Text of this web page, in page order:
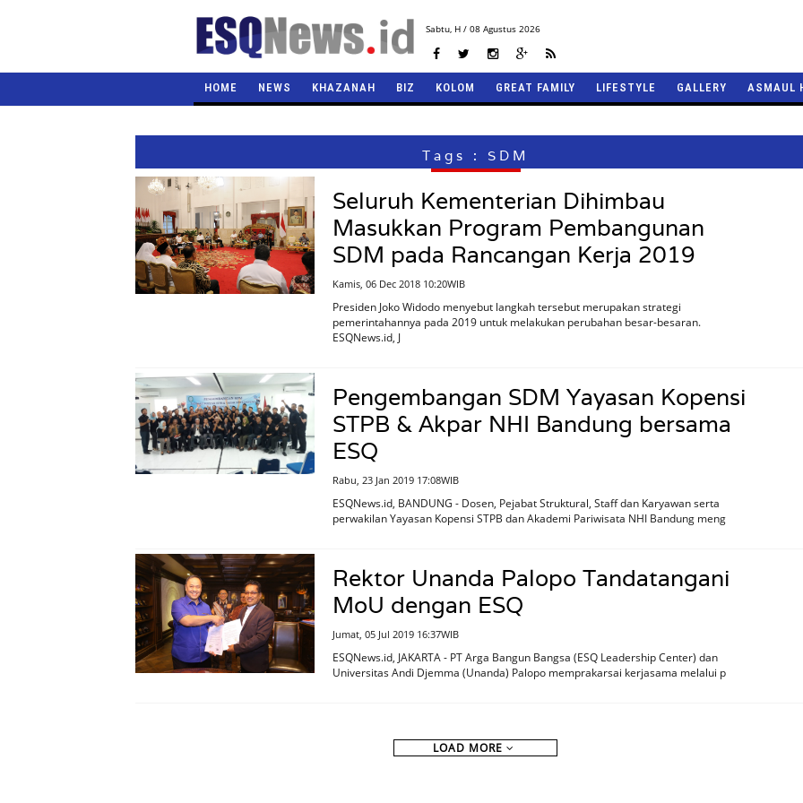
Sabtu,H / 08 Agustus 2026
HOME NEWS KHAZANAH BIZ KOLOM GREAT FAMILY LIFESTYLE GALLERY ASMAUL
Tags : SDM
Seluruh Kementerian Dihimbau
Masukkan Program Pembangunan
SDM pada Rancangan Kerja 2019
Kamis, 06 Dec 2018 10:20WIB
Presiden Joko Widodo menyebut langkah tersebut merupakan strategi
pemerintahannya pada 2019 untuk melakukan perubahan besar-besaran.
ESQNews.id, J
Pengembangan SDM Yayasan Kopensi
STPB & Akpar NHI Bandung bersama
ESQ
Rabu, 23 Jan 2019 17:08WIB
ESQNews.id, BANDUNG - Dosen, Pejabat Struktural, Staff dan Karyawan serta
perwakilan Yayasan Kopensi STPB dan Akademi Pariwisata NHI Bandung meng
Rektor Unanda Palopo Tandatangani
MoU dengan ESQ
Jumat, 05 Jul 2019 16:37WIB
ESQNews.id, JAKARTA - PT Arga Bangun Bangsa (ESQ Leadership Center) dan
Universitas Andi Djemma (Unanda) Palopo memprakarsai kerjasama melalui p
LOAD MORE